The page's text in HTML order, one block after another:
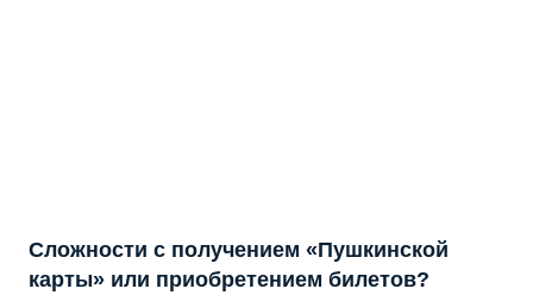
Сложности с получением «Пушкинской
карты» или приобретением билетов?